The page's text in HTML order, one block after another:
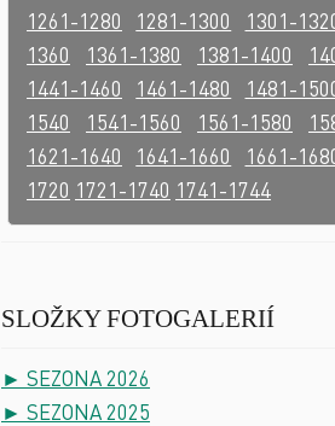
1261-1280
1281-1300 1301-
1360
1361-1380 1381-1400
1441-1460
1461-1480 1481-
1540
1541-1560 1561-1580
1621-1640
1641-1660 1661-
1720 1721-1740 1741-1744
SLOŽKY FOTOGALERIÍ
► SEZONA 2026
► SEZONA 2025